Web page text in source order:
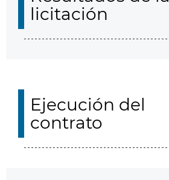
licitación
Ejecución del
contrato